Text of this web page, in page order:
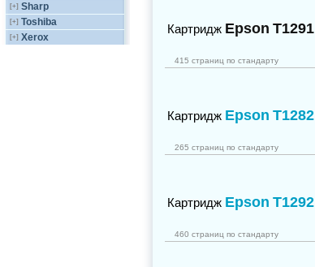
[+] Sharp
[+] Toshiba
[+] Xerox
Картридж Epson T1291
415 страниц по стандарту
Картридж Epson T1282
265 страниц по стандарту
Картридж Epson T1292
460 страниц по стандарту